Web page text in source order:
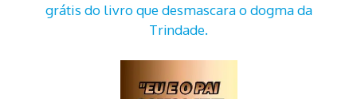
grátis do livro que desmascara o dogma da
Trindade.